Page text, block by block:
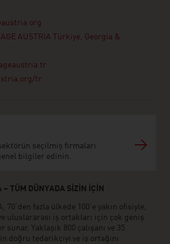
AUSTRIA Türkiye, Georgia &
tr
seçilmiş firmaları
bilgiler edinin.
– TÜM DÜNYADA SİZİN İÇİN
70‘den fazla ülkede 100’e yakın ofisiyle,
uluslararası iş ortakları için çok geniş
Yaklaşık 800 çalışanı ve 35
doğru tedarikçiyi ve iş ortağını